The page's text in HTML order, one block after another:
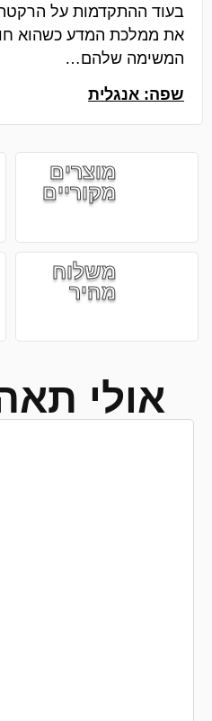
בעוד ההתקדמות על
את ממלכת המדע כשהוא
המשימה שלהם…
שפה: אנגלית
מוצרים
מקוריים
משלוח
מהיר
אולי